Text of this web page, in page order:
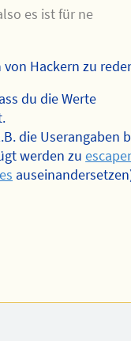
es ist für ne
Hackern zu
du die Werte
die Userangaben
werden zu